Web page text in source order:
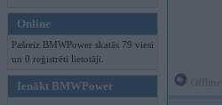
Online
Pašreiz BMWPower skatās 79 viesi
un 0 reģistrēti lietotāji.
Ienākt BMWPower